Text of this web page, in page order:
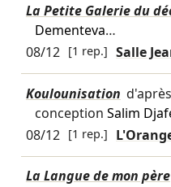
La Petite Galerie du
Dementeva…
08/12 [1 rep.] Salle
Koulounisation d'après
conception Salim
08/12 [1 rep.]
La Langue de mon père